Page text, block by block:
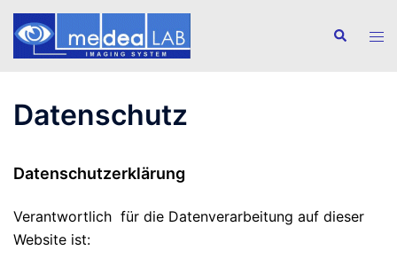
Zum
Inhalt
springen
Suche
Datenschutz
Datenschutzerklärung
Verantwortlich für die Datenverarbeitung auf dieser
Website ist: